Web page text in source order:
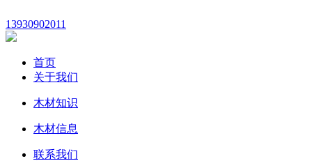
13930902011
首页
关于我们
木材知识
木材信息
联系我们